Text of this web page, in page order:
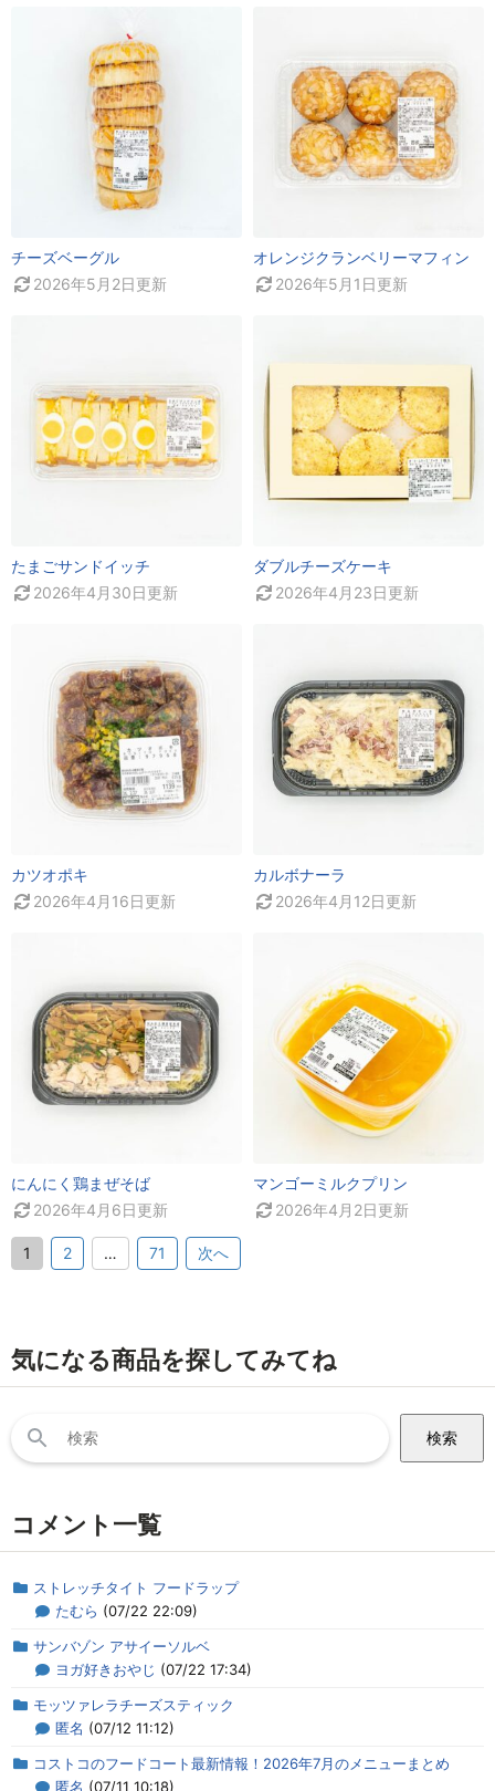
チーズベーグル
2026年5月2日更新
オレンジクランベリーマフィン
2026年5月1日更新
たまごサンドイッチ
2026年4月30日更新
ダブルチーズケーキ
2026年4月23日更新
カツオポキ
2026年4月16日更新
カルボナーラ
2026年4月12日更新
にんにく鶏まぜそば
2026年4月6日更新
マンゴーミルクプリン
2026年4月2日更新
1 2 … 71 次へ
気になる商品を探してみてね
索:
コメント一覧
ストレッチタイト フードラップ
たむら (07/22 22:09)
サンバゾン アサイーソルベ
ヨガ好きおやじ (07/22 17:34)
モッツァレラチーズスティック
匿名 (07/12 11:12)
コストコのフードコート最新情報！2026年7月のメニューまとめ
匿名 (07/11 10:18)